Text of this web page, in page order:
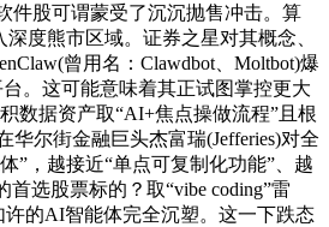
件股可谓蒙受了沉沉抛售冲击。算
度熊市区域。证券之星对其概念、
曾用名：Clawdbot、Moltbot)爆
。这可能意味着其正试图掌控更大
数据资产取“AI+焦点操做流程”且根
尔街金融巨头杰富瑞(Jefferies)对全
”，越接近“单点可复制化功能”、越
选股票标的？取“vibe coding”雷
许的AI智能体完全沉塑。这一下跌态